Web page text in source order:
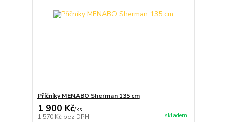
Příčníky MENABO Sherman 135 cm
1 900 Kč/ks
1 570 Kč bez DPH skladem